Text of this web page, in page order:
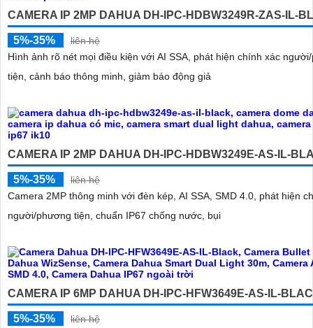
CAMERA IP 2MP DAHUA DH-IPC-HDBW3249R-ZAS-IL-
5%-35%
liên hệ
Hình ảnh rõ nét mọi điều kiện với AI SSA, phát hiện chính xác
tiện, cảnh báo thông minh, giảm báo động giả
CAMERA IP 2MP DAHUA DH-IPC-HDBW3249E-AS-IL-
5%-35%
liên hệ
Camera 2MP thông minh với đèn kép, AI SSA, SMD 4.0, phát hiện
người/phương tiện, chuẩn IP67 chống nước, bụi
CAMERA IP 6MP DAHUA DH-IPC-HFW3649E-AS-IL-
5%-35%
liên hệ